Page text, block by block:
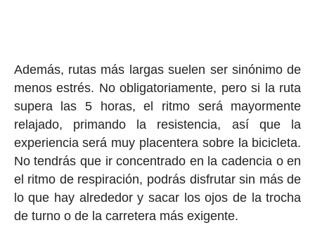
Además, rutas más largas suelen ser sinónimo de
menos estrés. No obligatoriamente, pero si la ruta
supera las 5 horas, el ritmo será mayormente
relajado, primando la resistencia, así que la
experiencia será muy placentera sobre la bicicleta.
No tendrás que ir concentrado en la cadencia o en
el ritmo de respiración, podrás disfrutar sin más de
lo que hay alrededor y sacar los ojos de la trocha
de turno o de la carretera más exigente.